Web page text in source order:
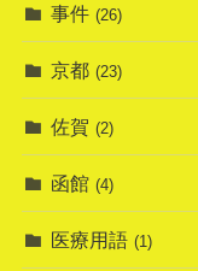
事件 (26)
京都 (23)
佐賀 (2)
函館 (4)
医療用語 (1)